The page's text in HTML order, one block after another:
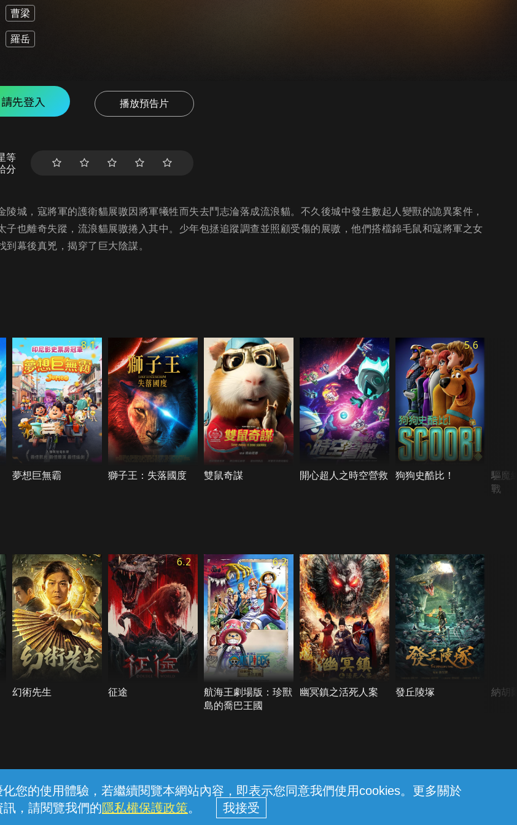
您的使用體驗，若繼續閱覽本網站內容，即表示您同意我們使用cookies。更多關於
訊，請閱覽我們的隱私權保護政策。
曹梁
羅岳
請先登入 播放預告片
等
分
陵城，寇將軍的護衛貓展嗷因將軍犧牲而失去鬥志淪落成流浪貓。不久後城中發生數起人變獸的詭異案件，
子也離奇失蹤，流浪貓展嗷捲入其中。少年包拯追蹤調查並照顧受傷的展嗷，他們搭檔錦毛鼠和寇將軍之女
到幕後真兇，揭穿了巨大陰謀。
8.1
夢想巨無霸 獅子王：失落國度 雙鼠奇謀 開心超人之時空營救
5.6
狗狗史酷比！
驅魔
戰
幻術先生
6.2
征途
6.2
航海王劇場版：珍獸
島的喬巴王國
幽冥鎮之活死人案 發丘陵塚 納胡
線上客服 服務條款 隱私權保護
股份有限公司個人家庭分公司 (統一編號：96979949) © 2026